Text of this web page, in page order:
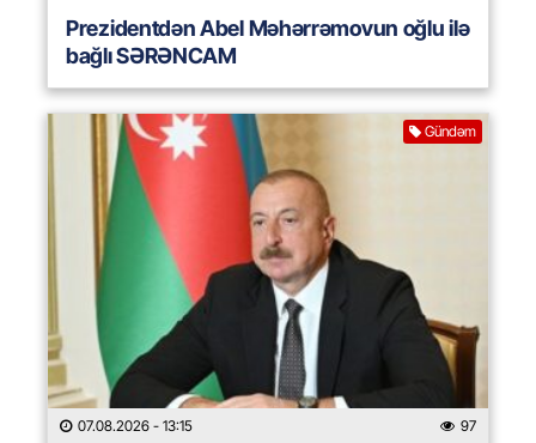
Prezidentdən Abel Məhərrəmovun oğlu ilə
bağlı SƏRƏNCAM
Gündəm
07.08.2026 - 13:15 97